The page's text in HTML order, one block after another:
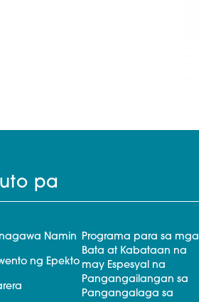
pa
Namin
ng Epekto
Programa para sa mga
Bata at Kabataan na
may Espesyal na
Pangangailangan sa
Pangangalaga sa